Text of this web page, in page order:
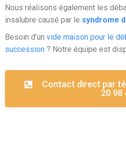
Nous réalisons également les
insalubre causé par le syndrome
Besoin d’un vide maison pour le
succession ? Notre équipe est
Contact direct par
20 98